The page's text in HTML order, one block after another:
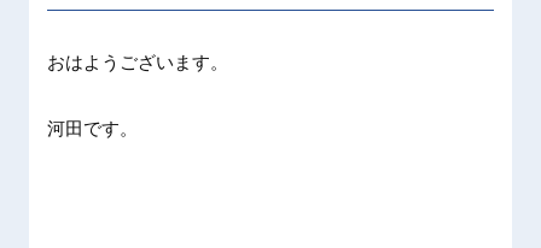
おはようございます。
河田です。